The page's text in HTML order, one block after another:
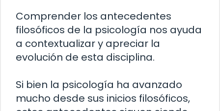
Comprender los antecedentes
filosóficos de la psicología nos ayuda
a contextualizar y apreciar la
evolución de esta disciplina.
Si bien la psicología ha avanzado
mucho desde sus inicios filosóficos,